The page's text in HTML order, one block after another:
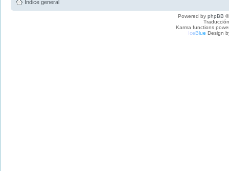
Índice general
Powered by phpBB
Karma functions
IceBlue Design